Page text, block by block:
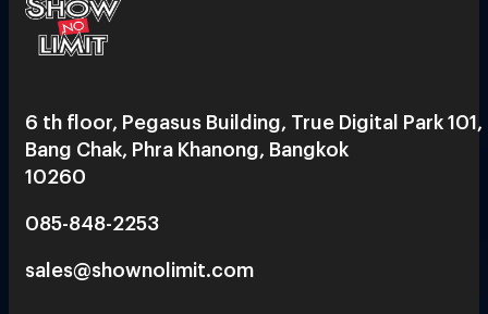
6 th floor, Pegasus Building, True Digital Park 101,
Bang Chak, Phra Khanong, Bangkok
10260
085-848-2253
sales@shownolimit.com